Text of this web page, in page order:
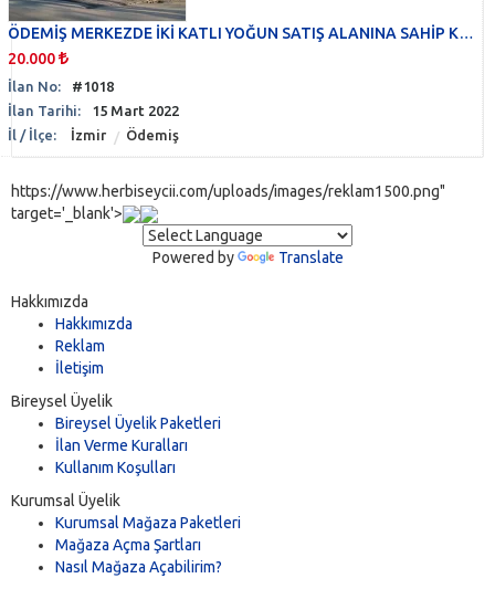
(0)
Pasaj (0)
Pastane & Fırın
Pazar Yeri
Plaza (0)
Plaza Katı & Ofisi (0)
Radyo İstasyonu & TV Kanalı (0)
Restoran & Lokanta
(0)
Sinema & Konferans Salonu
Spa, Hamam & Sauna
Spor Tesisi (0)
Taksi Durağı
Tamirhane
Yurt (0)
ÖDEMİŞ MERKEZDE İKİ KATLI YOĞUN SATIŞ ALANINA SAHİP KİRALIK DÜKKAN!!!
20.000
İlan No:
#1018
İlan Tarihi:
15 Mart 2022
İl / İlçe:
İzmir Ödemiş
https://www.herbiseycii.com/uploads/images/reklam1500.png"
target='_blank'>
Powered by Translate
Hakkımızda
Hakkımızda
Reklam
İletişim
Bireysel Üyelik
Bireysel Üyelik Paketleri
İlan Verme Kuralları
Kullanım Koşulları
Kurumsal Üyelik
Kurumsal Mağaza Paketleri
Mağaza Açma Şartları
Nasıl Mağaza Açabilirim?